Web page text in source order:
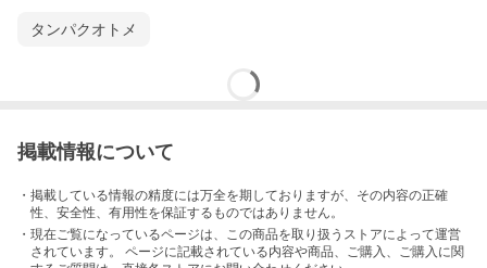
タンパクオトメ
掲載情報について
・掲載している情報の精度には万全を期しておりますが、その内容の正確
性、安全性、有用性を保証するものではありません。
・現在ご覧になっているページは、この商品を取り扱うストアによって運営
されています。 ページに記載されている内容や商品、ご購入 、ご購入に関